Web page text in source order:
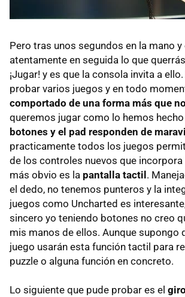
Pero tras unos segundos en la mano
atentamente en seguida lo que
¡Jugar! y es que la consola invita a
probar varios juegos y en todo
comportado de una forma más que
queremos jugar como lo hemos
botones y el pad responden de
practicamente todos los juegos
de los controles nuevos que incorpora
más obvio es la pantalla tactil.
el dedo, no tenemos punteros y la
juegos como Uncharted es
sincero yo teniendo botones no creo
mis manos de ellos. Aunque supongo
juego usarán esta función tactil para
puzzle o alguna función en concreto.
Lo siguiente que pude probar es el